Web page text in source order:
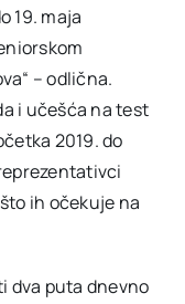
19. maja
– odlična.
i učešća na test
2019. do
ih očekuje na
dva puta dnevno